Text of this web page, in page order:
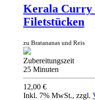
Kerala Curry
Filetstücken
zu Bratananas und Reis
Zubereitungszeit
25 Minuten
12,00 €
Inkl. 7% MwSt., zzgl.